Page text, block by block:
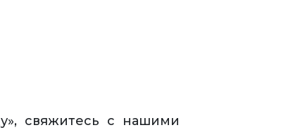
свяжитесь с нашими